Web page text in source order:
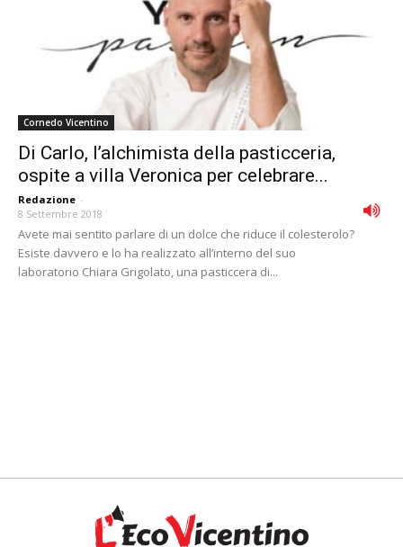
Cornedo Vicentino
Di Carlo, l’alchimista della pasticceria,
ospite a villa Veronica per celebrare...
Redazione -
8 Settembre 2018
Avete mai sentito parlare di un dolce che riduce il colesterolo?
Esiste davvero e lo ha realizzato all’interno del suo
laboratorio Chiara Grigolato, una pasticcera di...